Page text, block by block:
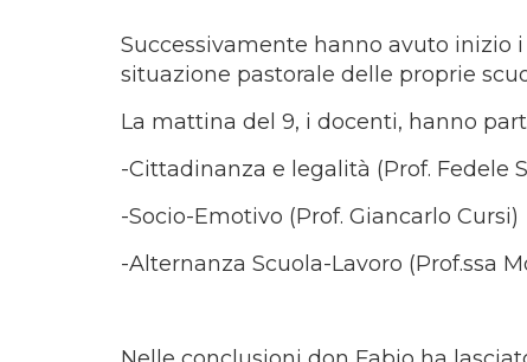
Successivamente hanno avuto inizio
situazione pastorale delle proprie
La mattina del 9, i docenti, hanno
-Cittadinanza e legalità (Prof. Fedele
-Socio-Emotivo (Prof. Giancarlo Cursi)
-Alternanza Scuola-Lavoro (Prof.ssa